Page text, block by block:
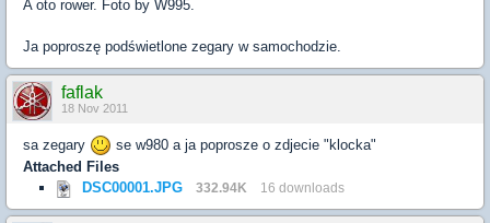
A oto rower. Foto by W995.
Ja poproszę podświetlone zegary w samochodzie.
faflak
18 Nov 2011
sa zegary
se w980 a ja poprosze o zdjecie "klocka"
Attached Files
DSC00001.JPG
332.94K 16 downloads